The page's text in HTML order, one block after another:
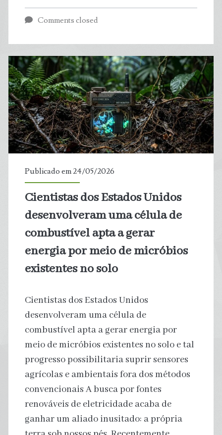
de
bebida
lideram
poluição
plástica
oceanos,
estudo
global
Comments closed
Publicado em 24/05/2026
Cientistas dos Estados Unidos
desenvolveram uma célula de
combustível apta a gerar
energia por meio de micróbios
existentes no solo
Cientistas dos Estados Unidos
desenvolveram uma célula de
combustível apta a gerar energia por
meio de micróbios existentes no solo e tal
progresso possibilitaria suprir sensores
agrícolas e ambientais fora dos métodos
convencionais A busca por fontes
renováveis de eletricidade acaba de
ganhar um aliado inusitado: a própria